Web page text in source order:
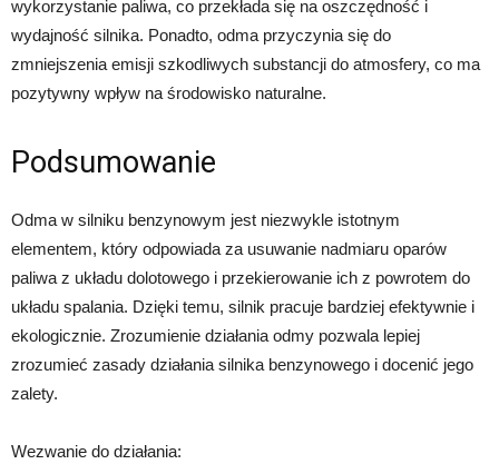
wykorzystanie paliwa, co przekłada się na oszczędność i
wydajność silnika. Ponadto, odma przyczynia się do
zmniejszenia emisji szkodliwych substancji do atmosfery, co ma
pozytywny wpływ na środowisko naturalne.
Podsumowanie
Odma w silniku benzynowym jest niezwykle istotnym
elementem, który odpowiada za usuwanie nadmiaru oparów
paliwa z układu dolotowego i przekierowanie ich z powrotem do
układu spalania. Dzięki temu, silnik pracuje bardziej efektywnie i
ekologicznie. Zrozumienie działania odmy pozwala lepiej
zrozumieć zasady działania silnika benzynowego i docenić jego
zalety.
Wezwanie do działania: